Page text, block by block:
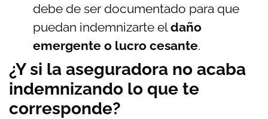
debe de ser documentado para que
puedan indemnizarte eldaño
emergente o lucro cesante.
¿Y si la aseguradora no acaba
indemnizando lo que te
corresponde?